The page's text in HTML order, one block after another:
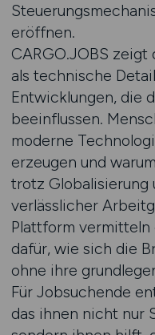
eröffnen.
CARGO.JOBS
als technische
Entwicklungen, die
beeinflussen.
moderne
erzeugen und
trotz Globalisierung
verlässlicher
Plattform vermitteln
dafür, wie sich die
ohne ihre
Für Jobsuchende
das ihnen nicht nur